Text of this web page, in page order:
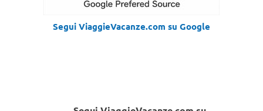
Segui ViaggieVacanze.com su Google